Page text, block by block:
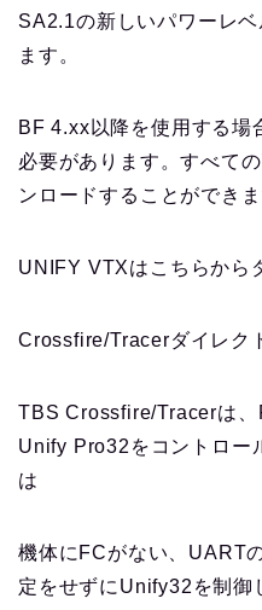
SA2.1の新しいパワーレ
ます。
BF 4.xx以降を使用する場
必要があります。すべて
ンロードすることができま
UNIFY VTXはこちらから
Crossfire/Tracerダイレク
TBS Crossfire/Tracerは
Unify Pro32をコントロー
は
機体にFCがない、UART
定をせずにUnify32を制御